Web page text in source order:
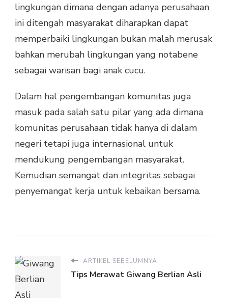
lingkungan dimana dengan adanya perusahaan
ini ditengah masyarakat diharapkan dapat
memperbaiki lingkungan bukan malah merusak
bahkan merubah lingkungan yang notabene
sebagai warisan bagi anak cucu.
Dalam hal pengembangan komunitas juga
masuk pada salah satu pilar yang ada dimana
komunitas perusahaan tidak hanya di dalam
negeri tetapi juga internasional untuk
mendukung pengembangan masyarakat.
Kemudian semangat dan integritas sebagai
penyemangat kerja untuk kebaikan bersama.
ARTIKEL SEBELUMNYA
Tips Merawat Giwang Berlian Asli